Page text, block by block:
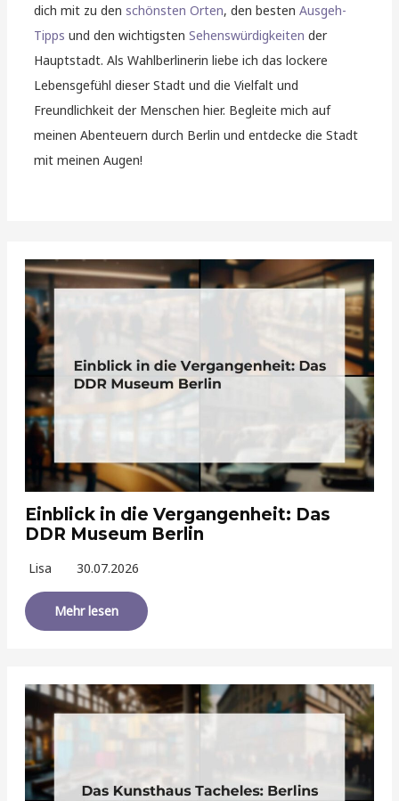
dich mit zu denschönsten Orten, den bestenAusgeh-
Tipps und den wichtigstenSehenswürdigkeiten der
Hauptstadt. Als Wahlberlinerin liebe ich das lockere
Lebensgefühl dieser Stadt und die Vielfalt und
Freundlichkeit der Menschen hier. Begleite mich auf
meinen Abenteuern durch Berlin und entdecke die Stadt
mit meinen Augen!
Einblick in die Vergangenheit: Das
DDR Museum Berlin
Lisa 30.07.2026
Mehr lesen